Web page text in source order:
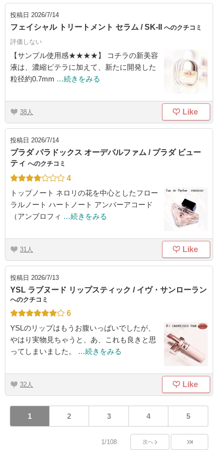
投稿日 2026/7/14
フェイシャル トリートメント セラム / SK-II へのクチコミ
評価しない
【サンプル使用感★★★★】 コチラの新美容
液は、濃縮ピテラに加えて、新たに開発した
粒径約0.7mm …続きをみる
38 Like
投稿日 2026/7/14
プラダ パラドックス オーデパルファム / プラダ ビュー
ティ へのクチコミ
4
トップノート ネロリの花を中心としたフロー
ラルノート ハートノート アンバーアコード
（アンブロフィ …続きをみる
31 Like
投稿日 2026/7/13
YSL ラブヌード リップスティック / イヴ・サンローラン
へのクチコミ
6
YSLのリップはもうお腹いっぱいでしたが、
やはり実物見ちゃうと、あ、これも良きと思
ってしまいました。
…続きをみる
32 Like
1 2 3 4 5
1/108 次へ